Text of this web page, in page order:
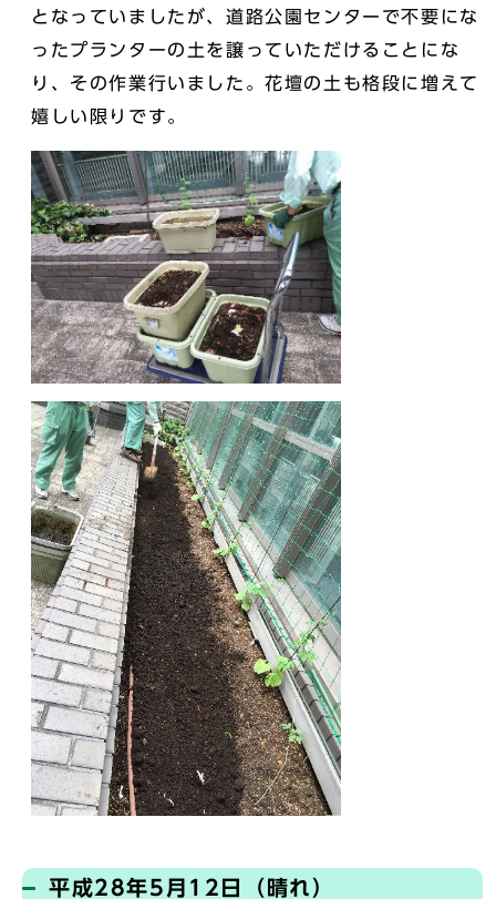
となっていましたが、道路公園センターで不要にな
ったプランターの土を譲っていただけることにな
り、その作業行いました。花壇の土も格段に増えて
嬉しい限りです。
平成28年5月12日（晴れ）